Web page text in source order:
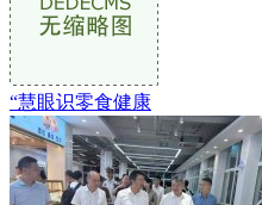
“慧眼识零食健康